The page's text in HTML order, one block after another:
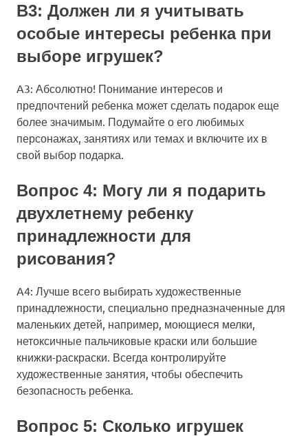
В3: Должен ли я учитывать
особые интересы ребенка при
выборе игрушек?
A3: Абсолютно! Понимание интересов и
предпочтений ребенка может сделать подарок еще
более значимым. Подумайте о его любимых
персонажах, занятиях или темах и включите их в
свой выбор подарка.
Вопрос 4: Могу ли я подарить
двухлетнему ребенку
принадлежности для
рисования?
A4: Лучше всего выбирать художественные
принадлежности, специально предназначенные для
маленьких детей, например, моющиеся мелки,
нетоксичные пальчиковые краски или большие
книжки-раскраски. Всегда контролируйте
художественные занятия, чтобы обеспечить
безопасность ребенка.
Вопрос 5: Сколько игрушек